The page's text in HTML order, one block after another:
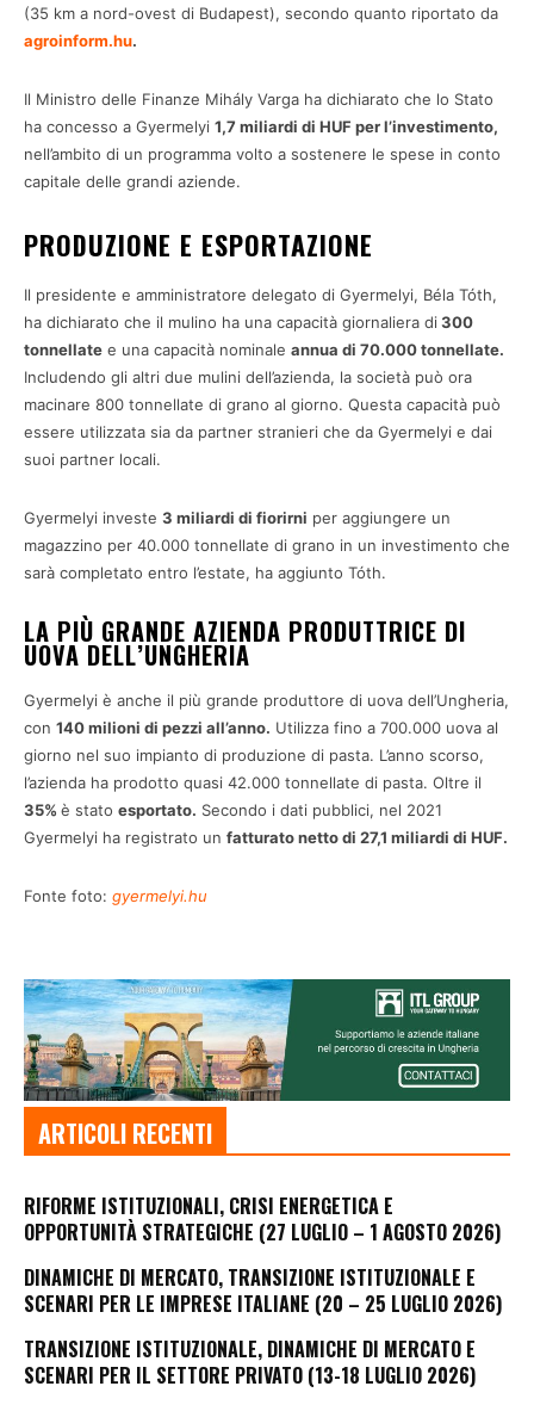
(35 km a nord-ovest di Budapest), secondo quanto riportato da
agroinform.hu.
Il Ministro delle Finanze Mihály Varga ha dichiarato che lo Stato
ha concesso a Gyermelyi 1,7 miliardi di HUF per l’investimento,
nell’ambito di un programma volto a sostenere le spese in conto
capitale delle grandi aziende.
PRODUZIONE E ESPORTAZIONE
Il presidente e amministratore delegato di Gyermelyi, Béla Tóth,
ha dichiarato che il mulino ha una capacità giornaliera di 300
tonnellate e una capacità nominale annua di 70.000 tonnellate.
Includendo gli altri due mulini dell’azienda, la società può ora
macinare 800 tonnellate di grano al giorno. Questa capacità può
essere utilizzata sia da partner stranieri che da Gyermelyi e dai
suoi partner locali.
Gyermelyi investe 3 miliardi di fiorirni per aggiungere un
magazzino per 40.000 tonnellate di grano in un investimento che
sarà completato entro l’estate, ha aggiunto Tóth.
LA PIÙ GRANDE AZIENDA PRODUTTRICE DI
UOVA DELL’UNGHERIA
Gyermelyi è anche il più grande produttore di uova dell’Ungheria,
con 140 milioni di pezzi all’anno. Utilizza fino a 700.000 uova al
giorno nel suo impianto di produzione di pasta. L’anno scorso,
l’azienda ha prodotto quasi 42.000 tonnellate di pasta. Oltre il
35% è stato esportato. Secondo i dati pubblici, nel 2021
Gyermelyi ha registrato un fatturato netto di 27,1 miliardi di HUF.
Fonte foto: gyermelyi.hu
ARTICOLI RECENTI
RIFORME ISTITUZIONALI, CRISI ENERGETICA E
OPPORTUNITÀ STRATEGICHE (27 LUGLIO – 1 AGOSTO 2026)
DINAMICHE DI MERCATO, TRANSIZIONE ISTITUZIONALE E
SCENARI PER LE IMPRESE ITALIANE (20 – 25 LUGLIO 2026)
TRANSIZIONE ISTITUZIONALE, DINAMICHE DI MERCATO E
SCENARI PER IL SETTORE PRIVATO (13-18 LUGLIO 2026)